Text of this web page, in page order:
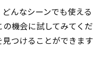
んなシーンでも使える
機会に試してみてくだ
つけることができます